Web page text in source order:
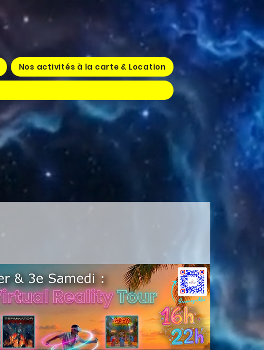
Nos activités à la carte & Location